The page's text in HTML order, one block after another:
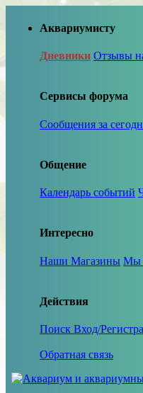
Аквариумисту
Дневники Отзывы
Сервисы форума
Сообщения за
Общение
Календарь событий
Интересно
Наши Магазины Мы
Действия
Поиск Вход/
Обратная связь